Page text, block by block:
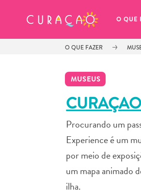
O QUE
O QUE FAZER
MUSEUS
Procurando um
Experience é um
por meio de
um mapa animado
ilha.
MEUS FAVORITOS
Você ainda não salvou nenhum